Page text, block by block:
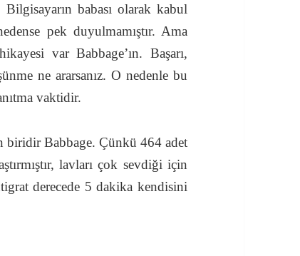
babası olarak kabul
pek duyulmamıştır. Ama
var Babbage’ın. Başarı,
ne ararsanız. O nedenle bu
vaktidir.
biridir Babbage. Çünkü 464 adet
lavları çok sevdiği için
derecede 5 dakika kendisini